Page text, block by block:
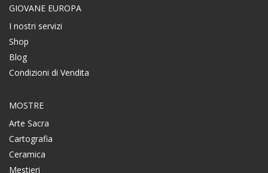
GIOVANE EUROPA
I nostri servizi
Shop
Blog
Condizioni di Vendita
MOSTRE
Arte Sacra
Cartografia
Ceramica
Mestieri